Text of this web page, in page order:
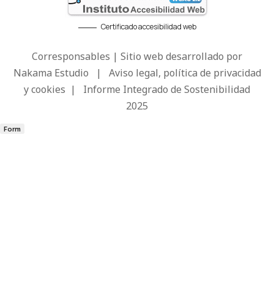
Certificado accesibilidad web
Corresponsables | Sitio web desarrollado por
Nakama Estudio | Aviso legal, política de privacidad
y cookies | Informe Integrado de Sostenibilidad
2025
Form